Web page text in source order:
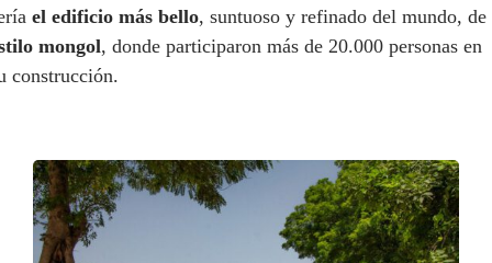
el edificio más bello, suntuoso y refinado del mundo, de
mongol, donde participaron más de 20.000 personas en
construcción.